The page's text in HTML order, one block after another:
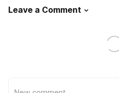
Leave a Comment